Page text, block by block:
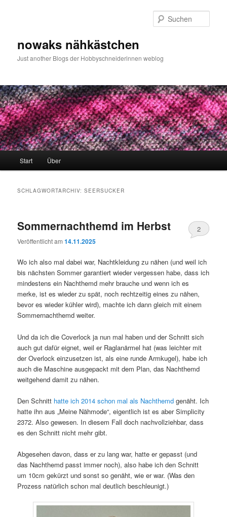
nowaks nähkästchen
Just another Blogs der Hobbyschneiderinnen weblog
Start Über
SCHLAGWORTARCHIV:SEERSUCKER
Sommernachthemd im Herbst
Veröffentlicht am14.11.2025
2
Wo ich also mal dabei war, Nachtkleidung zu nähen (und weil ich
bis nächsten Sommer garantiert wieder vergessen habe, dass ich
mindestens ein Nachthemd mehr brauche und wenn ich es
merke, ist es wieder zu spät, noch rechtzeitig eines zu nähen,
bevor es wieder kühler wird), machte ich dann gleich mit einem
Sommernachthemd weiter.
Und da ich die Coverlock ja nun mal haben und der Schnitt sich
auch gut dafür eignet, weil er Raglanärmel hat (was leichter mit
der Overlock einzusetzen ist, als eine runde Armkugel), habe ich
auch die Maschine ausgepackt mit dem Plan, das Nachthemd
weitgehend damit zu nähen.
Den Schnitt hatte ich 2014 schon mal als Nachthemd genäht. Ich
hatte ihn aus „Meine Nähmode“, eigentlich ist es aber Simplicity
2372. Also gewesen. In diesem Fall doch nachvollziehbar, dass
es den Schnitt nicht mehr gibt.
Abgesehen davon, dass er zu lang war, hatte er gepasst (und
das Nachthemd passt immer noch), also habe ich den Schnitt
um 10cm gekürzt und sonst so genäht, wie er war. (Was den
Prozess natürlich schon mal deutlich beschleunigt.)